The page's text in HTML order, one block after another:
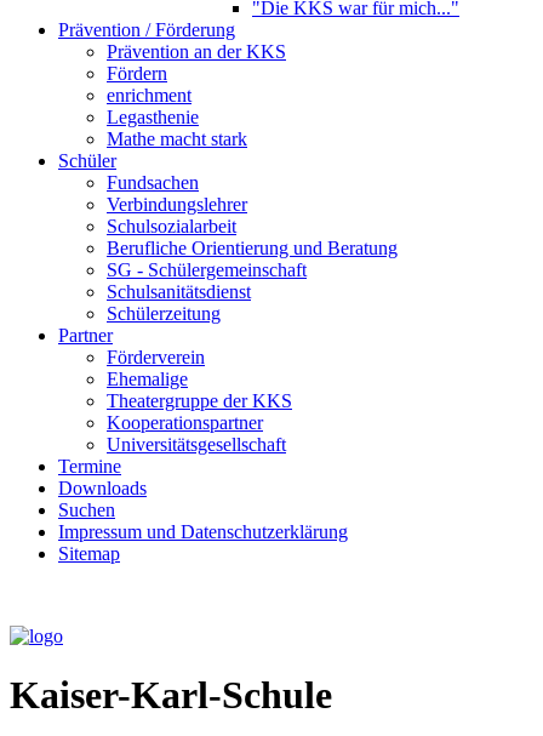
"Die KKS war für mich..."
Prävention / Förderung
Prävention an der KKS
Fördern
enrichment
Legasthenie
Mathe macht stark
Schüler
Fundsachen
Verbindungslehrer
Schulsozialarbeit
Berufliche Orientierung und Beratung
SG - Schülergemeinschaft
Schulsanitätsdienst
Schülerzeitung
Partner
Förderverein
Ehemalige
Theater­gruppe der KKS
Kooperationspartner
Universitätsgesellschaft
Termine
Downloads
Suchen
Impressum und Datenschutzerklärung
Sitemap
Kaiser-Karl-Schule